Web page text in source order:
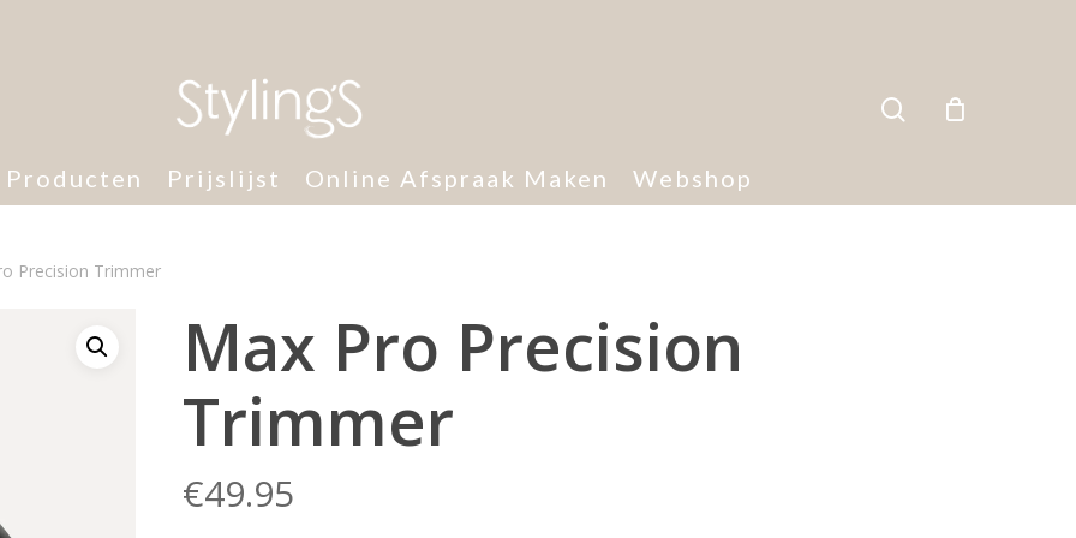
Producten Prijslijst Online Afspraak Maken Webshop
Precision Trimmer
Max Pro Precision
Trimmer
€49.95